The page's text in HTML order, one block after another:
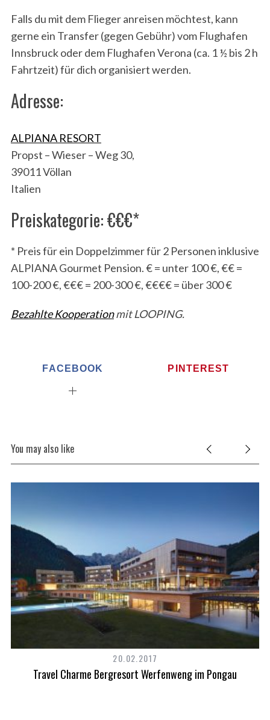
Falls du mit dem Flieger anreisen möchtest, kann
gerne ein Transfer (gegen Gebühr) vom Flughafen
Innsbruck oder dem Flughafen Verona (ca. 1 ½ bis 2 h
Fahrtzeit) für dich organisiert werden.
Adresse:
ALPIANA RESORT
Propst – Wieser – Weg 30,
39011 Völlan
Italien
Preiskategorie: €€€*
* Preis für ein Doppelzimmer für 2 Personen inklusive
ALPIANA Gourmet Pension.€ = unter 100 €, €€ =
100-200 €, €€€ = 200-300 €, €€€€ = über 300 €
Bezahlte Kooperationmit LOOPING.
FACEBOOK PINTEREST
You may also like
20.02.2017
Travel Charme Bergresort Werfenweng im Pongau